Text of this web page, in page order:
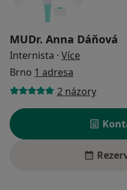
MUDr. Anna Dáňová
Internista · Více
Brno 1 adresa
2 názory